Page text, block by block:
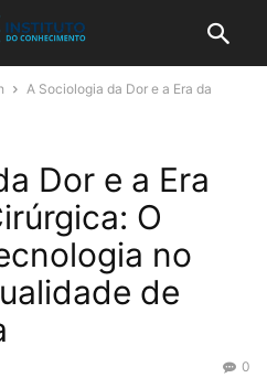
A Sociologia da Dor e a Era da
Dor e a Era
O
no
de
0